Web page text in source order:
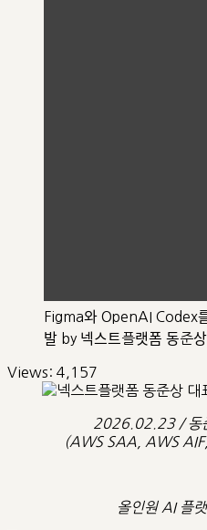
Figma와 OpenAI Codex를
발 by 넥스트플랫폼
Views: 4,157
2026.02.23 / 동
(AWS SAA, AWS
올인원 AI 플